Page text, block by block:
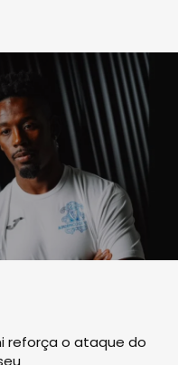
reforça o ataque do